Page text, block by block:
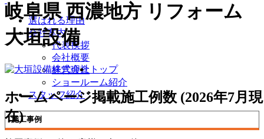
岐阜県 西濃地方 リフォーム
大垣設備
ホームページ掲載施工例数 (2026年7月現
在)
トップ
選ばれる理由
会社案内
代表挨拶
会社概要
経営理念
ショールーム紹介
スタッフ紹介
施工事例